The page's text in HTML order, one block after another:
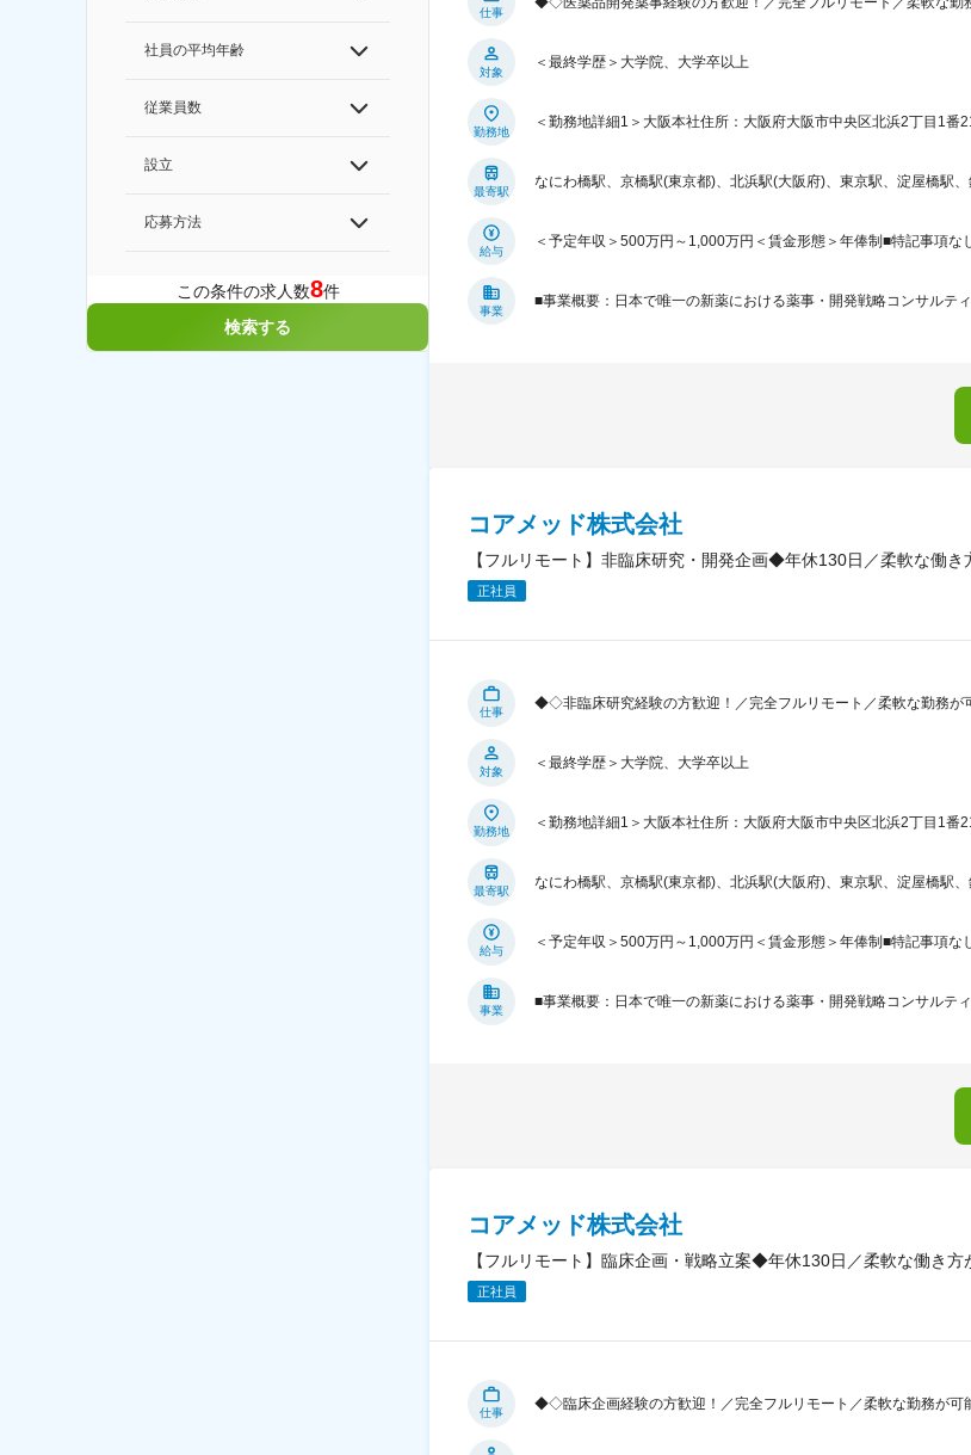
社員の平均年齢
従業員数
設立
応募方法
この条件の求人数8件
検索する
仕事
対象
＜最終学歴＞大学院、大学卒以上
勤務地
＜勤務地詳細1＞大阪本社住所：大阪府大阪市中央区北浜2丁目1
最寄駅
なにわ橋駅、京橋駅(東京都)、北浜駅(大阪府)、東京駅、淀屋橋駅
給与
＜予定年収＞500万円～1,000万円＜賃金形態＞年俸制■特記事項
事業
■事業概要：日本で唯一の新薬における薬事・開発戦略コンサルテ
コアメッド株式会社
【フルリモート】非臨床研究・開発企画◆年休130日／柔軟な働
正社員
仕事
◆◇非臨床研究経験の方歓迎！／完全フルリモート／柔軟な勤務が
対象
＜最終学歴＞大学院、大学卒以上
勤務地
＜勤務地詳細1＞大阪本社住所：大阪府大阪市中央区北浜2丁目1
最寄駅
なにわ橋駅、京橋駅(東京都)、北浜駅(大阪府)、東京駅、淀屋橋駅
給与
＜予定年収＞500万円～1,000万円＜賃金形態＞年俸制■特記事項
事業
■事業概要：日本で唯一の新薬における薬事・開発戦略コンサルテ
コアメッド株式会社
【フルリモート】臨床企画・戦略立案◆年休130日／柔軟な働き
正社員
仕事
◆◇臨床企画経験の方歓迎！／完全フルリモート／柔軟な勤務が可